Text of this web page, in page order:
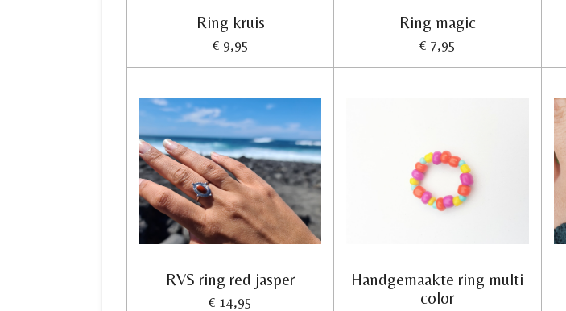
Ring kruis
€ 9,95
Ring magic
€ 7,95
RVS ring red jasper
€ 14,95
Handgemaakte ring multi
color